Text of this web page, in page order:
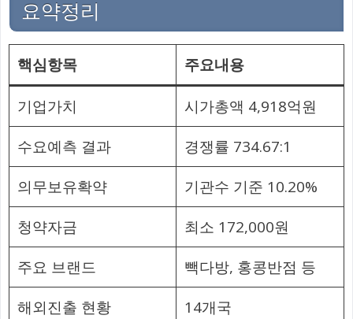
요약정리
핵심항목 주요내용
기업가치
시가총액 4,918억원
수요예측 결과
경쟁률 734.67:1
의무보유확약
기관수 기준 10.20%
청약자금
최소 172,000원
주요 브랜드
빽다방, 홍콩반점 등
해외진출 현황
14개국